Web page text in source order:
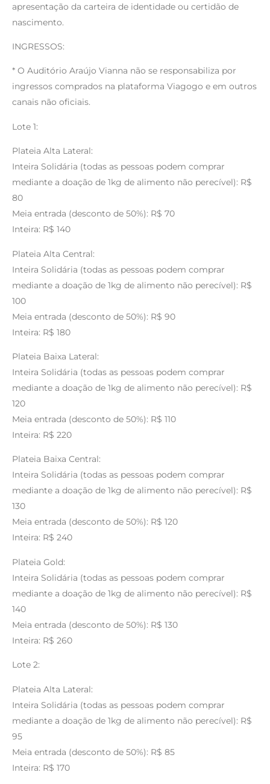
apresentação da carteira de identidade ou certidão de
nascimento.
INGRESSOS:
* O Auditório Araújo Vianna não se responsabiliza por
ingressos comprados na plataforma Viagogo e em outros
canais não oficiais.
Lote 1:
Plateia Alta Lateral:
Inteira Solidária (todas as pessoas podem comprar
mediante a doação de 1kg de alimento não perecível): R$
80
Meia entrada (desconto de 50%): R$ 70
Inteira: R$ 140
Plateia Alta Central:
Inteira Solidária (todas as pessoas podem comprar
mediante a doação de 1kg de alimento não perecível): R$
100
Meia entrada (desconto de 50%): R$ 90
Inteira: R$ 180
Plateia Baixa Lateral:
Inteira Solidária (todas as pessoas podem comprar
mediante a doação de 1kg de alimento não perecível): R$
120
Meia entrada (desconto de 50%): R$ 110
Inteira: R$ 220
Plateia Baixa Central:
Inteira Solidária (todas as pessoas podem comprar
mediante a doação de 1kg de alimento não perecível): R$
130
Meia entrada (desconto de 50%): R$ 120
Inteira: R$ 240
Plateia Gold:
Inteira Solidária (todas as pessoas podem comprar
mediante a doação de 1kg de alimento não perecível): R$
140
Meia entrada (desconto de 50%): R$ 130
Inteira: R$ 260
Lote 2:
Plateia Alta Lateral:
Inteira Solidária (todas as pessoas podem comprar
mediante a doação de 1kg de alimento não perecível): R$
95
Meia entrada (desconto de 50%): R$ 85
Inteira: R$ 170